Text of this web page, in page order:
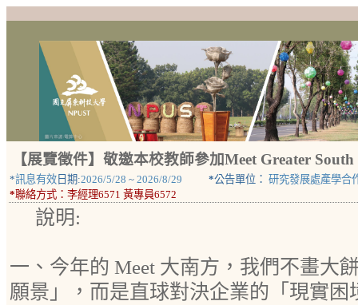
【展覽徵件】敬邀本校教師參加Meet Greater
*訊息有效 日期:2026/5/28 ~ 2026/8/29 *公告單位： 研究發展處產學合
*聯絡方式： 李經理6571 黃專員6572
說明:
一、今年的 Meet 大南方，我們不畫大
願景」，而是直球對決企業的「現實困